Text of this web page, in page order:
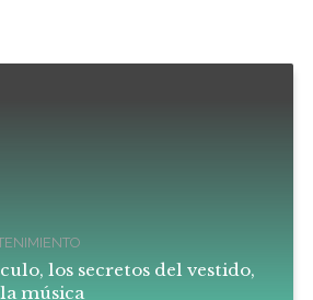
los secretos del vestido,
música